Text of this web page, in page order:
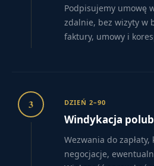
Podpisujemy umowę
zdalnie, bez wizyty w
faktury, umowy i
3 DZIEŃ 2–90
Windykacja
Wezwania do
negocjacje,